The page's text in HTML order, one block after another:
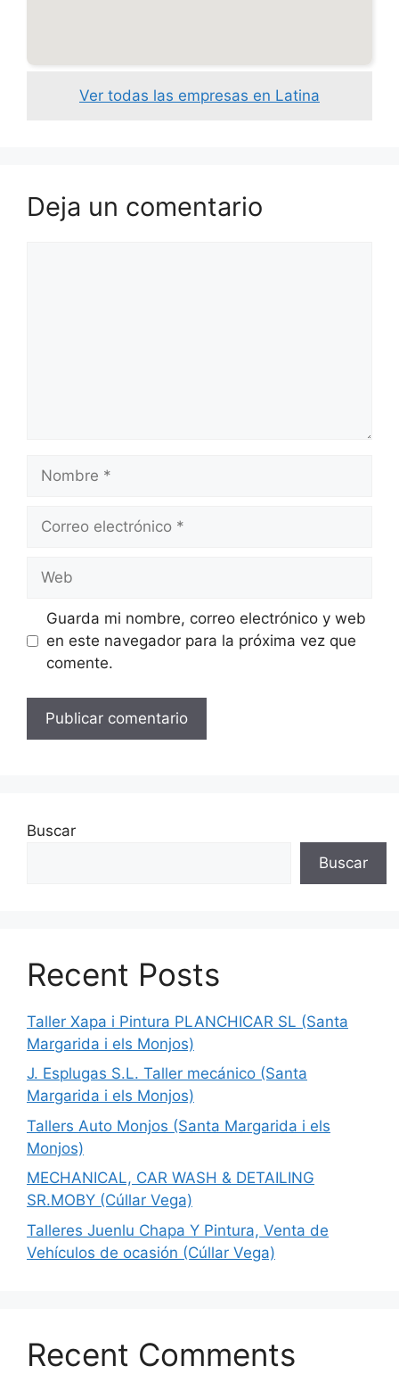
Ver todas las empresas en Latina
Deja un comentario
Nombre
Correo
Web
Guarda mi nombre, correo electrónico y web
en este navegador para la próxima vez que
comente.
Buscar
Buscar
Recent Posts
Taller Xapa i Pintura PLANCHICAR SL (Santa
Margarida i els Monjos)
J. Esplugas S.L. Taller mecánico (Santa
Margarida i els Monjos)
Tallers Auto Monjos (Santa Margarida i els
Monjos)
MECHANICAL, CAR WASH & DETAILING
SR.MOBY (Cúllar Vega)
Talleres Juenlu Chapa Y Pintura, Venta de
Vehículos de ocasión (Cúllar Vega)
Recent Comments